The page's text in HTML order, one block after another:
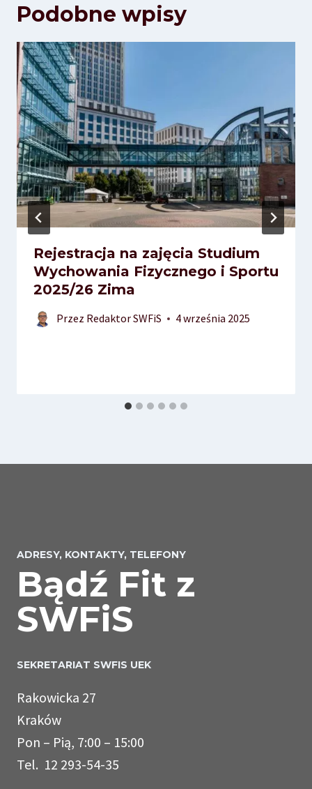
Podobne wpisy
Rejestracja na zajęcia Studium
Wychowania Fizycznego i Sportu
2025/26 Zima
Przez Redaktor SWFiS 4 września 2025
ADRESY, KONTAKTY, TELEFONY
Bądź Fit z
SWFiS
SEKRETARIAT SWFIS UEK
Rakowicka 27
Kraków
Pon – Pią, 7:00 – 15:00
Tel. 12 293-54-35